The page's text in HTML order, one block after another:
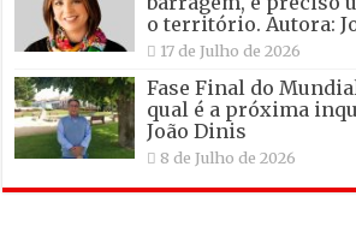
o território. Autora:
17 de Julho de 2026
Fase Final do
qual é a próxima
João Dinis
8 de Julho de 2026